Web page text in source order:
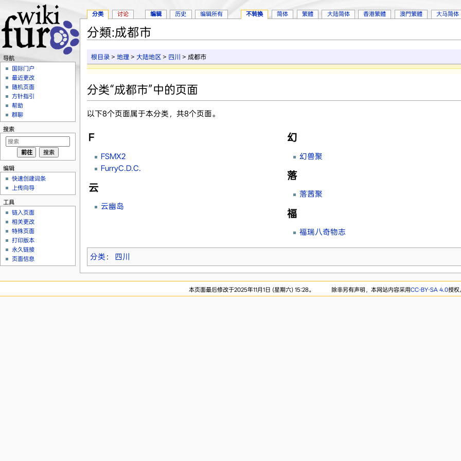
分類:成都市
根目录 >地理 >大陆地区 > 四川 > 成都市
分类“成都市”中的页面
以下8个页面属于本分类，共8个页面。
F
FSMX2
FurryC.D.C.
云
云幽岛
幻
幻兽聚
落
落茜聚
福
福瑞八奇物志
分类 ： 四川
分类 讨论 编辑 历史 编辑所有 不转换 简体 繁體 大陆简体 香港繁體 澳門繁體 大马简体
导航
国际门户
最近更改
随机页面
方针指引
帮助
群聊
搜索
编辑
快速创建词条
上传向导
工具
链入页面
相关更改
特殊页面
打印版本
永久链接
页面信息
本页面最后修改于2025年11月1日 (星期六) 15:28。 除非另有声明，本网站内容采用CC-BY-SA 4.0授权。